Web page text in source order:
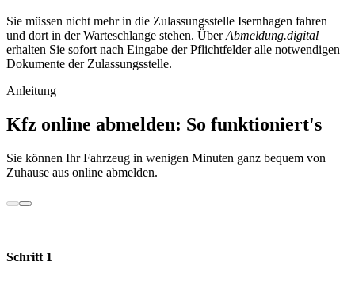
Sie müssen nicht mehr in die Zulassungsstelle Isernhagen fahren
und dort in der Warteschlange stehen. ÜberAbmeldung.digital
erhalten Sie sofort nach Eingabe der Pflichtfelder alle notwendigen
Dokumente der Zulassungsstelle.
Anleitung
Kfz online abmelden: So funktioniert's
Sie können Ihr Fahrzeug in wenigen Minuten ganz bequem von
Zuhause aus online abmelden.
Schritt 1